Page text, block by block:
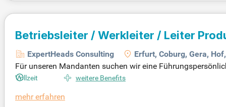
Betriebsleiter / Werkleiter / Leiter
ExpertHeads Consulting
Erfurt, Coburg, Gera,
Für unseren Mandanten suchen wir eine
Schlüsselposition beinhaltet die operative
sourcen und Kapazitäten vorausschauend zu planen. Die
Vollzeit weitere Benefits
mehr erfahren